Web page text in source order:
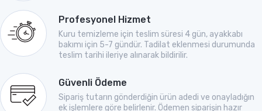
Profesyonel Hizmet
Kuru temizleme için teslim süresi 4 gün, ayakkabı
bakımı için 5-7 gündür. Tadilat eklenmesi durumunda
teslim tarihi ileriye alınarak bildirilir.
Güvenli Ödeme
Sipariş tutarın gönderdiğin ürün adedi ve onayladığın
ek işlemlere göre belirlenir. Ödemen siparişin hazır